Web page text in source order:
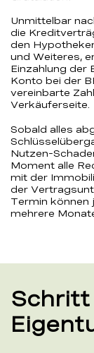
Unmittelbar
die
den
und Weiteres,
Einzahlung der
Konto bei der
vereinbarte
Verkäuferseite.
Sobald alles
Nutzen-
Moment alle
mit der
der
Termin können
mehrere
Schritt